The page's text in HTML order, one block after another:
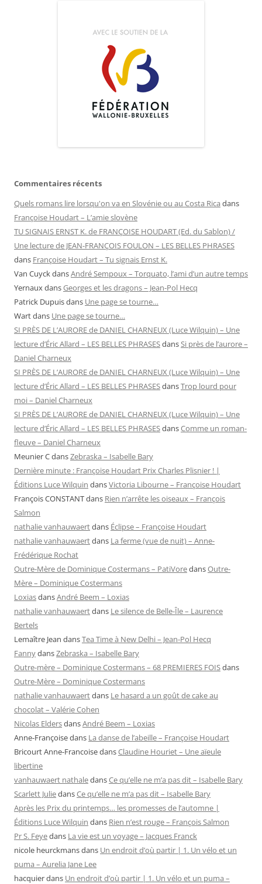
Commentaires récents
Quels romans lire lorsqu'on va en Slovénie ou au Costa Rica dans
Françoise Houdart – L’amie slovène
TU SIGNAIS ERNST K. de FRANÇOISE HOUDART (Ed. du Sablon) /
Une lecture de JEAN-FRANÇOIS FOULON – LES BELLES PHRASES
dans Françoise Houdart – Tu signais Ernst K.
Van CuyckdansAndré Sempoux – Torquato, l’ami d’un autre temps
YernauxdansGeorges et les dragons – Jean-Pol Hecq
Patrick Dupuisdans Une page se tourne…
Wartdans Une page se tourne…
SI PRÈS DE L’AURORE de DANIEL CHARNEUX (Luce Wilquin) – Une
lecture d’Éric Allard – LES BELLES PHRASESdansSi près de l’aurore –
Daniel Charneux
SI PRÈS DE L’AURORE de DANIEL CHARNEUX (Luce Wilquin) – Une
lecture d’Éric Allard – LES BELLES PHRASESdansTrop lourd pour
moi – Daniel Charneux
SI PRÈS DE L’AURORE de DANIEL CHARNEUX (Luce Wilquin) – Une
lecture d’Éric Allard – LES BELLES PHRASESdansComme un roman-
fleuve – Daniel Charneux
Meunier CdansZebraska – Isabelle Bary
Dernière minute : Françoise Houdart Prix Charles Plisnier ! |
Éditions Luce Wilquin dansVictoria Libourne – Françoise Houdart
François CONSTANTdans Rien n’arrête les oiseaux – François
Salmon
nathalie vanhauwaertdans Éclipse – Françoise Houdart
nathalie vanhauwaertdans La ferme (vue de nuit) – Anne-
Frédérique Rochat
Outre-Mère de Dominique Costermans – PatiVoredansOutre-
Mère – Dominique Costermans
LoxiasdansAndré Beem – Loxias
nathalie vanhauwaertdans Le silence de Belle-Île – Laurence
Bertels
Lemaître Jean dansTea Time à New Delhi – Jean-Pol Hecq
FannydansZebraska – Isabelle Bary
Outre-mère – Dominique Costermans – 68 PREMIERES FOISdans
Outre-Mère – Dominique Costermans
nathalie vanhauwaertdans Le hasard a un goût de cake au
chocolat – Valérie Cohen
Nicolas EldersdansAndré Beem – Loxias
Anne-Françoisedans La danse de l’abeille – Françoise Houdart
Bricourt Anne-FrancoisedansClaudine Houriet – Une aïeule
libertine
vanhauwaert nathaledansCe qu’elle ne m’a pas dit – Isabelle Bary
Scarlett JuliedansCe qu’elle ne m’a pas dit – Isabelle Bary
Après les Prix du printemps… les promesses de l’automne |
Éditions Luce Wilquin dans Rien n’est rouge – François Salmon
Pr S. Feyedans La vie est un voyage – Jacques Franck
nicole heurckmansdans Un endroit d’où partir | 1. Un vélo et un
puma – Aurelia Jane Lee
hacquierdans Un endroit d’où partir | 1. Un vélo et un puma –